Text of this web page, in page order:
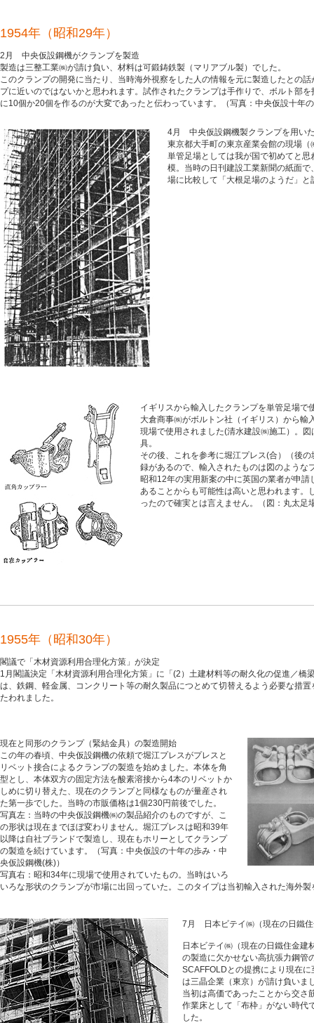
1954年（昭和29年）
2月 中央仮設鋼機がクランプを製造
製造は三整工業㈱が請け負い、材料は可鍛鋳鉄製（マリアブル製）でした。
このクランプの開発に当たり、当時海外視察をした人の情報を元に製造したとの
プに近いのではないかと思われます。試作されたクランプは手作りで、ボルト部
に10個か20個を作るのが大変であったと伝わっています。（写真：中央仮設十年
4月 中央仮設鋼機製クランプを用い
東京都大手町の東京産業会館の現場
単管足場としては我が国で初めてと
模。当時の日刊建設工業新聞の紙面
場に比較して「大根足場のようだ」と
イギリスから輸入したクランプを単管足場で
大倉商事㈱がボルトン社（イギリス）から
現場で使用されました(清水建設㈱施工）。
具。
その後、これを参考に堀江プレス(合）（後
録があるので、輸入されたものは図のような
昭和12年の実用新案の中に英国の業者が申
あることからも可能性は高いと思われます
ったので確実とは言えません。（図：丸太足
1955年（昭和30年）
閣議で「木材資源利用合理化方策」が決定
1月閣議決定「木材資源利用合理化方策」に「(2）土建材料等の耐久化の促進／橋
は、鉄鋼、軽金属、コンクリート等の耐久製品につとめて切替えるよう必要な措
たわれました。
現在と同形のクランプ（緊結金具）の製造開始
この年の春頃、中央仮設鋼機の依頼で堀江プレスがプレスと
リベット接合によるクランプの製造を始めました。本体を角
型とし、本体双方の固定方法を酸素溶接から4本のリベットか
しめに切り替えた、現在のクランプと同様なものが量産され
た第一歩でした。当時の市販価格は1個230円前後でした。
写真左：当時の中央仮設鋼機㈱の製品紹介のものですが、こ
の形状は現在までほぼ変わりません。堀江プレスは昭和39年
以降は自社ブランドで製造し、現在もホリーとしてクランプ
の製造を続けています。（写真：中央仮設の十年の歩み・中
央仮設鋼機(株)）
写真右：昭和34年に現場で使用されていたもの。当時はいろ
いろな形状のクランプが市場に出回っていた。このタイプは当初輸入された海外
7月 日本ビテイ㈱（現在の日鐵
日本ビテイ㈱（現在の日鐵住金建
の製造に欠かせない高抗張力鋼管
SCAFFOLDとの提携により現在
は三晶企業（東京）が請け負いま
当初は高価であったことから交さ
作業床として「布枠」がない時代
した。